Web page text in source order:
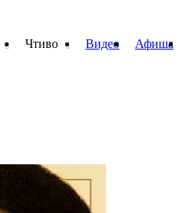
Чтиво Видео Афиша